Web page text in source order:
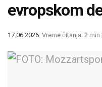
evropskom
17.06.2026 Vreme čitanja: 2 min